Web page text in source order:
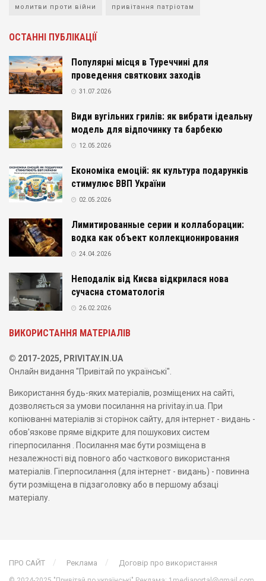
молитви проти війни привітання патріотам
ОСТАННІ ПУБЛІКАЦІЇ
Популярні місця в Туреччині для
проведення святкових заходів
31.07.2026
Види вугільних грилів: як вибрати ідеальну
модель для відпочинку та барбекю
12.05.2026
Економіка емоцій: як культура подарунків
стимулює ВВП України
02.05.2026
Лимитированные серии и коллаборации:
водка как объект коллекционирования
24.04.2026
Неподалік від Києва відкрилася нова
сучасна стоматологія
26.02.2026
ВИКОРИСТАННЯ МАТЕРІАЛІВ
© 2017-2025, PRIVITAY.IN.UA
Онлайн видання "Привітай по українські".
Використання будь-яких матеріалів, розміщених на сайті,
дозволяється за умови посилання на privitay.in.ua. При
копіюванні матеріалів зі сторінок сайту, для інтернет - видань -
обов'язкове пряме відкрите для пошукових систем
гіперпосилання . Посилання має бути розміщена в
незалежності від повного або часткового використання
матеріалів. Гіперпосилання (для інтернет - видань) - повинна
бути розміщена в підзаголовку або в першому абзаці
матеріалу.
ПРО САЙТ Реклама Договір про використання